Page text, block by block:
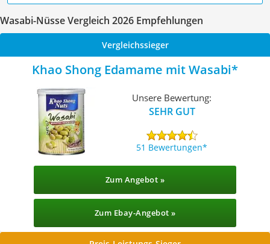
Wasabi-Nüsse Vergleich 2026 Empfehlungen
Vergleichssieger
Khao Shong Edamame mit Wasabi
Unsere Bewertung:
SEHR GUT
51 Bewertungen
Zum Angebot »
Zum Ebay-Angebot »